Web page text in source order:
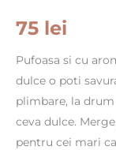
75 lei
Pufoasa si cu
dulce o poti
plimbare, la
ceva dulce.
pentru cei mari